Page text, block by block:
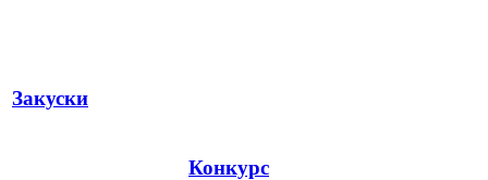
Закуски
Конкурс